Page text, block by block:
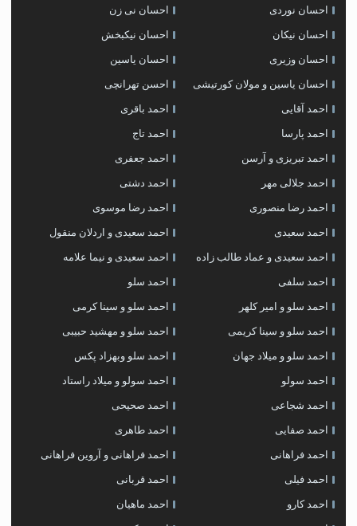
احسان نوردی احسان نی زن
احسان نیکان احسان نیکبخش
احسان وزیری احسان یاسین
احسان یاسین و مولان کورتیشی احسن تهرانچی
احمد آقایی احمد باقری
احمد پارسا احمد تاج
احمد تبریزی و آرسن احمد جعفری
احمد جلالی مهر احمد دشتی
احمد رضا منصوری احمد رضا موسوی
احمد سعیدی احمد سعیدی و اردلان منقول
احمد سعیدی و عماد طالب زاده احمد سعیدی و نیما علامه
احمد سلفی احمد سلو
احمد سلو و امیر کلهر احمد سلو و سینا کرمی
احمد سلو و سینا کریمی احمد سلو و مهشید حبیبی
احمد سلو و میلاد جهان احمد سلو وبهزاد پکس
احمد سولو احمد سولو و میلاد راستاد
احمد شجاعی احمد صحیحی
احمد صفایی احمد طاهری
احمد فراهانی احمد فراهانی و آروین فراهانی
احمد فیلی احمد قربانی
احمد کارو احمد ماهیان